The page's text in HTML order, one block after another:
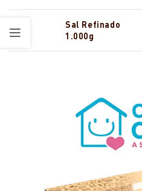
1
Sal Refinado
1.000g